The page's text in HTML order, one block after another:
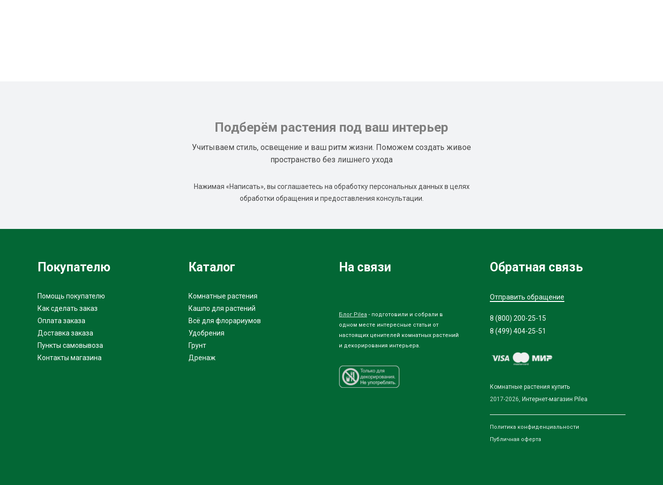
Подберём растения под ваш интерьер
Учитываем стиль, освещение и ваш ритм жизни. Поможем создать живое
пространство без лишнего ухода
Нажимая «Написать», вы соглашаетесь на обработку персональных данных в целях
обработки обращения и предоставления консультации.
Покупателю
Помощь покупателю
Как сделать заказ
Оплата заказа
Доставка заказа
Пункты самовывоза
Контакты магазина
Каталог
Комнатные растения
Кашпо для растений
Всё для флорариумов
Удобрения
Грунт
Дренаж
На связи
Блог Pilea - подготовили и собрали в
одном месте интересные статьи от
настоящих ценителей комнатных растений
и декорирования интерьера.
Обратная связь
Отправить обращение
8 (800) 200-25-15
8 (499) 404-25-51
Комнатные растения купить
2017-2026, Интернет-магазин Pilea
Политика конфиденциальности
Публичная оферта